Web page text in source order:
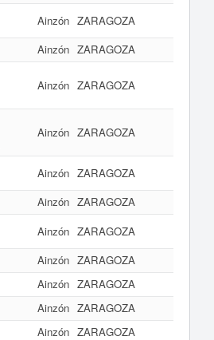
Ainzón ZARAGOZA
Ainzón ZARAGOZA
Ainzón ZARAGOZA
Ainzón ZARAGOZA
Ainzón ZARAGOZA
Ainzón ZARAGOZA
Ainzón ZARAGOZA
Ainzón ZARAGOZA
Ainzón ZARAGOZA
Ainzón ZARAGOZA
Ainzón ZARAGOZA